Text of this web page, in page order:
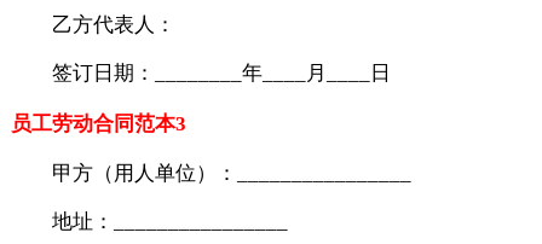
乙方代表人：
签订日期：________年____月____日
员工劳动合同范本3
甲方（用人单位）：________________
地址：________________